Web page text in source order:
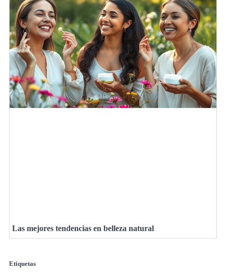
Las mejores tendencias en belleza natural
Etiquetas